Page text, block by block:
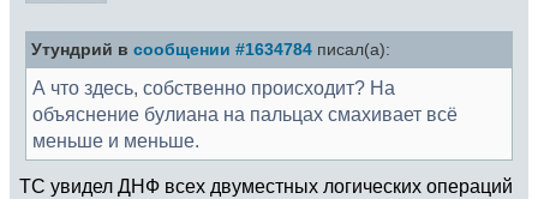
Утундрий в сообщении #1634784 писал(а):
А что здесь, собственно происходит? На
объяснение булиана на пальцах смахивает всё
меньше и меньше.
ТС увидел ДНФ всех двуместных логических операций